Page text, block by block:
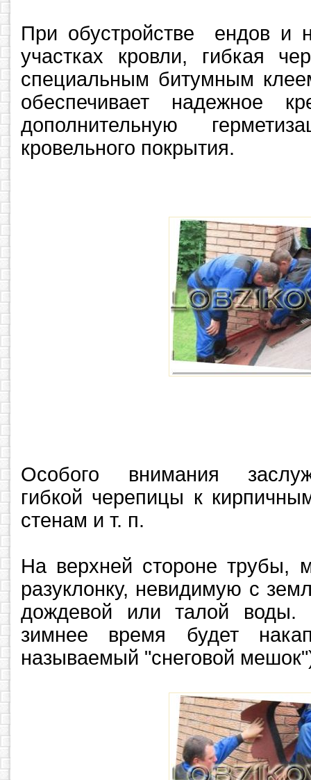
При обустройстве ендов и
участках кровли, гибкая
специальным битумным
обеспечивает надежное
дополнительную
кровельного покрытия.
Особого внимания
гибкой черепицы к
стенам и т. п.
На верхней стороне трубы,
разуклонку, невидимую с
дождевой или талой
зимнее время будет
называемый "снеговой